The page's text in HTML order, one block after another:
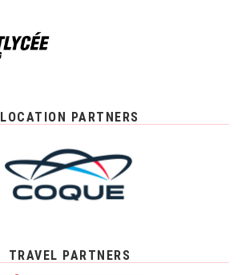
LOCATION PARTNERS
TRAVEL PARTNERS